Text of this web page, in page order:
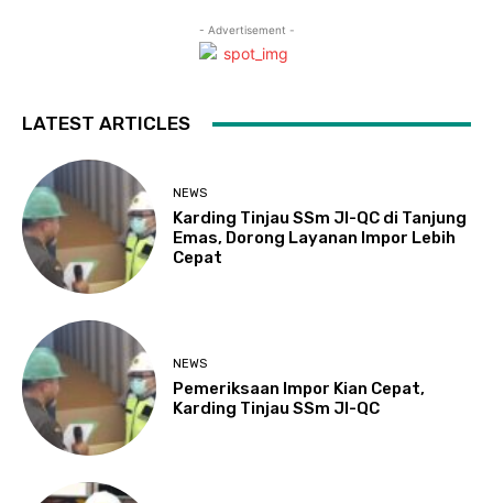
- Advertisement -
LATEST ARTICLES
NEWS
Karding Tinjau SSm JI-QC di Tanjung
Emas, Dorong Layanan Impor Lebih
Cepat
NEWS
Pemeriksaan Impor Kian Cepat,
Karding Tinjau SSm JI-QC